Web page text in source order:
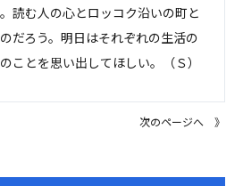
読む人の心とロッコク沿いの町と
だろう。明日はそれぞれの生活の
ことを思い出してほしい。（Ｓ）
次のページへ 》